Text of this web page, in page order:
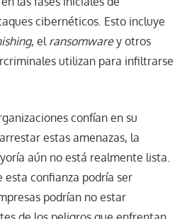
cibernéticos. Esto incluye
, el ransomwarey otros
utilizan para infiltrarse
confían en su
estas amenazas, la
aún no está realmente lista.
esta confianza podría ser
podrían no estar